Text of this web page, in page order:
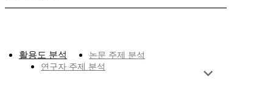
활용도 분석
논문 주제 분석
연구자 주제 분석